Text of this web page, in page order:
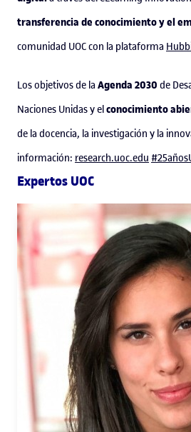
transferencia de conocimiento y el
comunidad UOC con la plataforma
Los objetivos de la Agenda 2030 de
Naciones Unidas y elconocimiento
de la docencia, la investigación y la
información: research.uoc.edu
Expertos UOC